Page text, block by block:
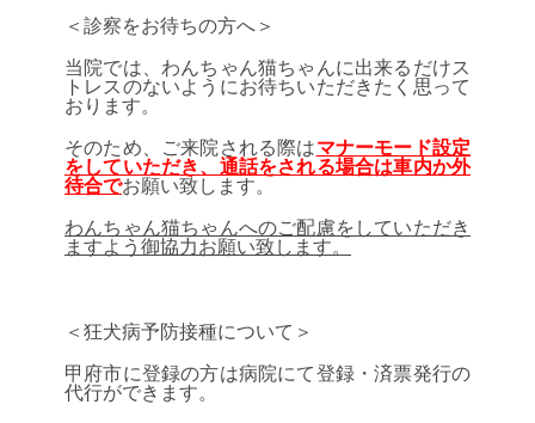
＜診察をお待ちの方へ＞
当院では、わんちゃん猫ちゃんに出来るだけス
トレスのないようにお待ちいただきたく思って
おります。
そのため、ご来院される際はマナーモード設定
をしていただき、通話をされる場合は車内か外
待合でお願い致します。
わんちゃん猫ちゃんへのご配慮をしていただき
ますよう御協力お願い致します。
＜狂犬病予防接種について＞
甲府市に登録の方は病院にて登録・済票発行の
代行ができます。